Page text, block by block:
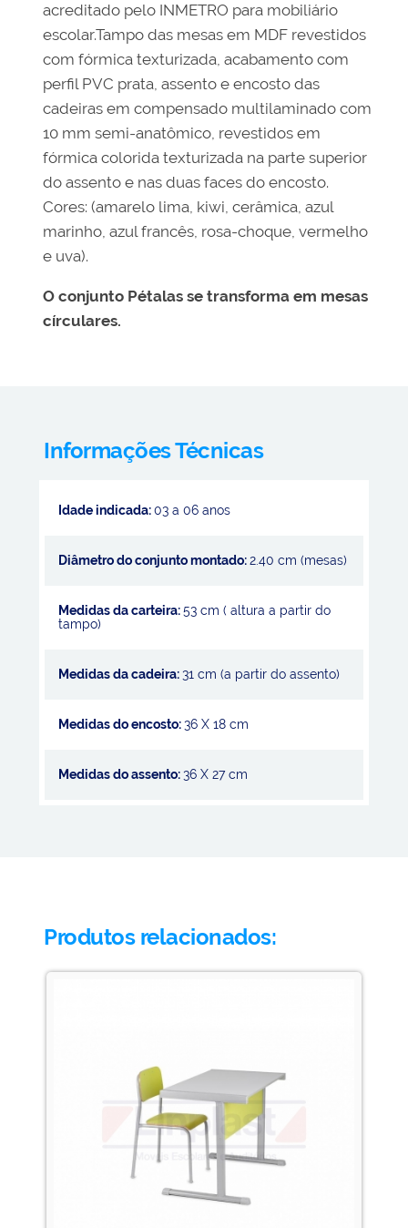
acreditado pelo INMETRO para mobiliário
escolar.Tampo das mesas em MDF revestidos
com fórmica texturizada, acabamento com
perfil PVC prata, assento e encosto das
cadeiras em compensado multilaminado com
10 mm semi-anatômico, revestidos em
fórmica colorida texturizada na parte superior
do assento e nas duas faces do encosto.
Cores: (amarelo lima, kiwi, cerâmica, azul
marinho, azul francês, rosa-choque, vermelho
e uva).
O conjunto Pétalas se transforma em mesas
círculares.
Informações Técnicas
Idade indicada:03 a 06 anos
Diâmetro do conjunto montado:2.40 cm (mesas)
Medidas da carteira:53 cm ( altura a partir do
tampo)
Medidas da cadeira:31 cm (a partir do assento)
Medidas do encosto:36 X 18 cm
Medidas do assento:36 X 27 cm
Produtos relacionados: